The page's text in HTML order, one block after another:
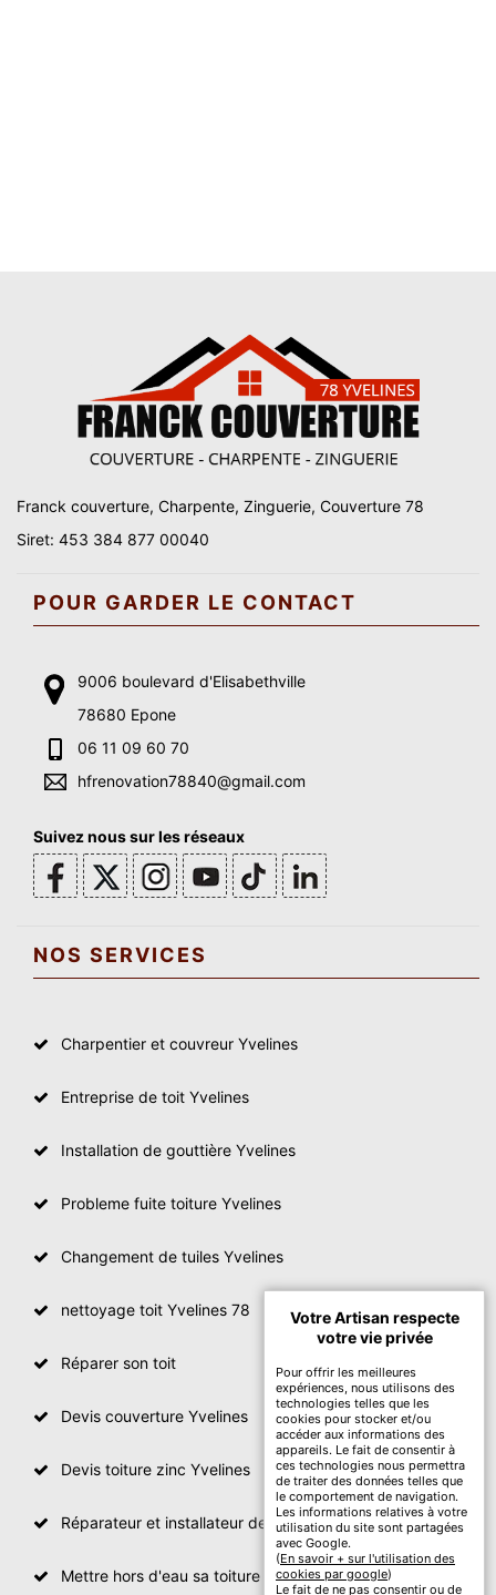
Franck couverture, Charpente, Zinguerie, Couverture 78
Siret: 453 384 877 00040
POUR GARDER LE CONTACT
9006 boulevard d'Elisabethville
78680 Epone
06 11 09 60 70
hfrenovation78840@gmail.com
Suivez nous sur les réseaux
NOS SERVICES
Charpentier et couvreur Yvelines
Entreprise de toit Yvelines
Installation de gouttière Yvelines
Probleme fuite toiture Yvelines
Changement de tuiles Yvelines
nettoyage toit Yvelines 78
Réparer son toit
Devis couverture Yvelines
Devis toiture zinc Yvelines
Réparateur et installateur de fenetre de toit Yvelines
Mettre hors d'eau sa toiture Yvelines
Votre Artisan respecte
votre vie privée
Pour offrir les meilleures
expériences, nous utilisons des
technologies telles que les
cookies pour stocker et/ou
accéder aux informations des
appareils. Le fait de consentir à
ces technologies nous permettra
de traiter des données telles que
le comportement de navigation.
Les informations relatives à votre
utilisation du site sont partagées
avec Google.
(En savoir + sur l'utilisation des
cookies par google)
Le fait de ne pas consentir ou de